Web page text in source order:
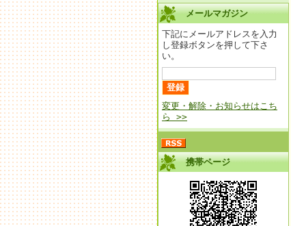
メールマガジン
下記にメールアドレスを入力
し登録ボタンを押して下さ
い。
変更・解除・お知らせはこち
ら >>
携帯ページ